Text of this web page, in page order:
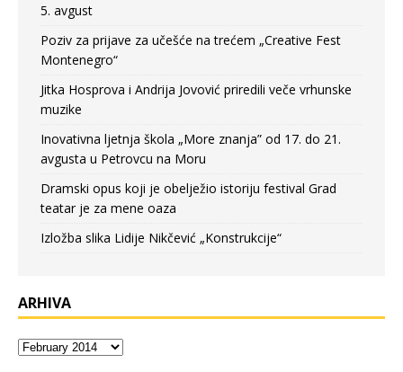
5. avgust
Poziv za prijave za učešće na trećem „Creative Fest
Montenegro“
Jitka Hosprova i Andrija Jovović priredili veče vrhunske
muzike
Inovativna ljetnja škola „More znanja” od 17. do 21.
avgusta u Petrovcu na Moru
Dramski opus koji je obelježio istoriju festival Grad
teatar je za mene oaza
Izložba slika Lidije Nikčević „Konstrukcije“
ARHIVA